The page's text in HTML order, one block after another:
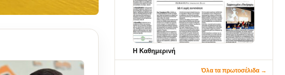
Η Καθημερινή
Όλα τα πρωτοσέλιδα →